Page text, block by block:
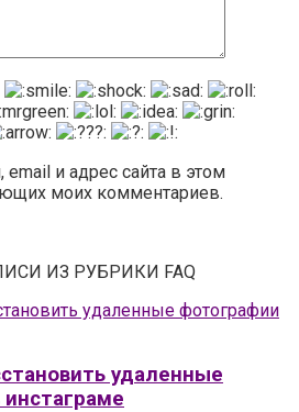
и адрес сайта в этом
моих комментариев.
ИЗ РУБРИКИ FAQ
удаленные